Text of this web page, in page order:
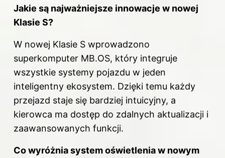
Jakie są najważniejsze innowacje w nowej
Klasie S?
W nowej Klasie S wprowadzono
superkomputer MB.OS, który integruje
wszystkie systemy pojazdu w jeden
inteligentny ekosystem. Dzięki temu każdy
przejazd staje się bardziej intuicyjny, a
kierowca ma dostęp do zdalnych aktualizacji i
zaawansowanych funkcji.
Co wyróżnia system oświetlenia w nowym